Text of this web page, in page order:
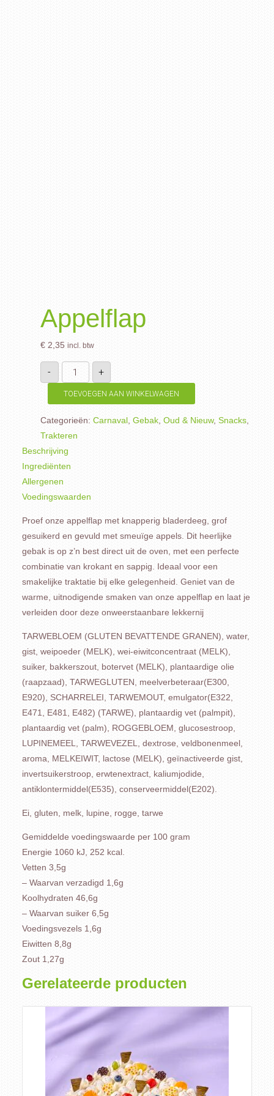
Appelflap
€2,35 incl. btw
-
Appelflap
aantal
+
TOEVOEGEN AAN WINKELWAGEN
Categorieën: Carnaval, Gebak, Oud & Nieuw, Snacks,
Trakteren
Beschrijving
Ingrediënten
Allergenen
Voedingswaarden
Proef onze appelflap met knapperig bladerdeeg, grof
gesuikerd en gevuld met smeuïge appels. Dit heerlijke
gebak is op z’n best direct uit de oven, met een perfecte
combinatie van krokant en sappig. Ideaal voor een
smakelijke traktatie bij elke gelegenheid. Geniet van de
warme, uitnodigende smaken van onze appelflap en laat je
verleiden door deze onweerstaanbare lekkernij
TARWEBLOEM (GLUTEN BEVATTENDE GRANEN), water,
gist, weipoeder (MELK), wei-eiwitconcentraat (MELK),
suiker, bakkerszout, botervet (MELK), plantaardige olie
(raapzaad), TARWEGLUTEN, meelverbeteraar(E300,
E920), SCHARRELEI, TARWEMOUT, emulgator(E322,
E471, E481, E482) (TARWE), plantaardig vet (palmpit),
plantaardig vet (palm), ROGGEBLOEM, glucosestroop,
LUPINEMEEL, TARWEVEZEL, dextrose, veldbonenmeel,
aroma, MELKEIWIT, lactose (MELK), geïnactiveerde gist,
invertsuikerstroop, erwtenextract, kaliumjodide,
antiklontermiddel(E535), conserveermiddel(E202).
Ei, gluten, melk, lupine, rogge, tarwe
Gemiddelde voedingswaarde per 100 gram
Energie 1060 kJ, 252 kcal.
Vetten 3,5g
– Waarvan verzadigd 1,6g
Koolhydraten 46,6g
– Waarvan suiker 6,5g
Voedingsvezels 1,6g
Eiwitten 8,8g
Zout 1,27g
Gerelateerde producten